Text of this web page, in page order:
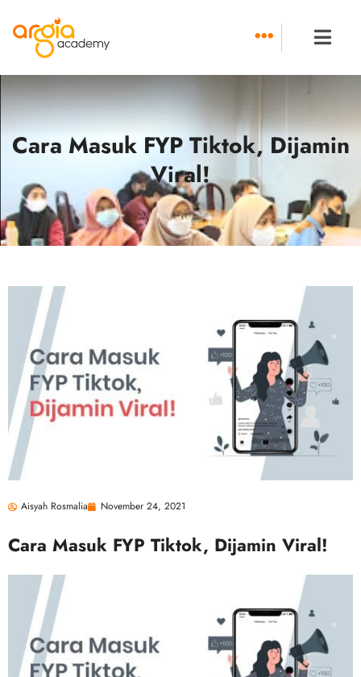
content
Cara Masuk FYP Tiktok, Dijamin
Viral!
Aisyah Rosmalia November 24, 2021
Cara Masuk FYP Tiktok, Dijamin Viral!